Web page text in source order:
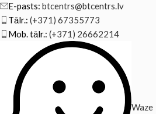
E-pasts: btcentrs@btcentrs.lv
Tālr.: (+371) 67355773
Mob. tālr.: (+371) 26662214
Waze